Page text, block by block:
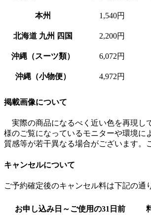
本州 1,540円
北海道 九州 四国 2,200円
沖縄（スーツ類） 6,072円
沖縄（小物便） 4,972円
掲載画像について
実際の商品になるべく近い色を再現し
様のご覧になっているモニターや環境に
質感等が若干異なる場合がございます。
キャンセルについて
ご予約確定後のキャンセル料は下記の通
お申し込み日～ご使用の31日前